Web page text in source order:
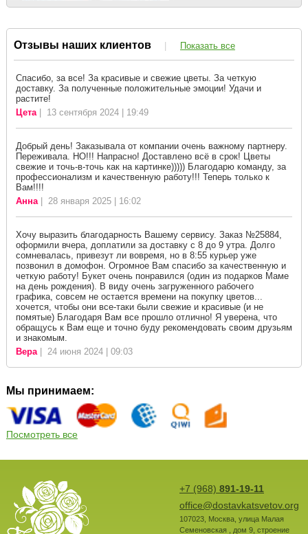
Отзывы наших клиентов | Показать все
Спасибо, за все! За красивые и свежие цветы. За четкую
доставку. За полученные положительные эмоции! Удачи и
растите!
Цета| 13 сентября 2024 | 19:49
Добрый день! Заказывала от компании очень важному партнеру.
Переживала. НО!!! Напрасно! Доставлено всё в срок! Цветы
свежие и точь-в-точь как на картинке))))) Благодарю команду, за
профессионализм и качественную работу!!! Теперь только к
Вам!!!!
Анна| 28 января 2025 | 16:02
Хочу выразить благодарность Вашему сервису. Заказ №25884,
оформили вчера, доплатили за доставку с 8 до 9 утра. Долго
сомневалась, привезут ли вовремя, но в 8:55 курьер уже
позвонил в домофон. Огромное Вам спасибо за качественную и
четкую работу! Букет очень понравился (один из подарков Маме
на день рождения). В виду очень загруженного рабочего
графика, совсем не остается времени на покупку цветов...
хочется, чтобы они все-таки были свежие и красивые (и не
помятые) Благодаря Вам все прошло отлично! Я уверена, что
обращусь к Вам еще и точно буду рекомендовать своим друзьям
и знакомым.
Вера| 24 июня 2024 | 09:03
Мы принимаем:
Посмотреть все
+7 (968) 891-19-11
office@dostavkatsvetov.org
107023, Москва, улица Малая
Семеновская , дом 9, строение